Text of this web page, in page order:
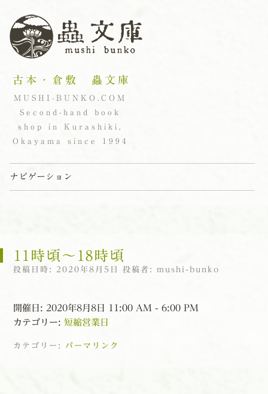
古本・倉敷 蟲文庫
MUSHI-BUNKO.COM
Second-hand book
shop in Kurashiki,
Okayama since 1994
ナビゲーション
11時頃〜18時頃
投稿日時: 2020年8月5日 投稿者: mushi-bunko
開催日: 2020年8月8日 11:00 AM - 6:00 PM
カテゴリー: 短縮営業日
カテゴリー: パーマリンク